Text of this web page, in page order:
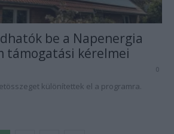
be a Napenergia
támogatási kérelmei
0
különítettek el a programra.